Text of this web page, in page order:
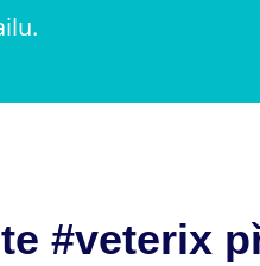
#veterix